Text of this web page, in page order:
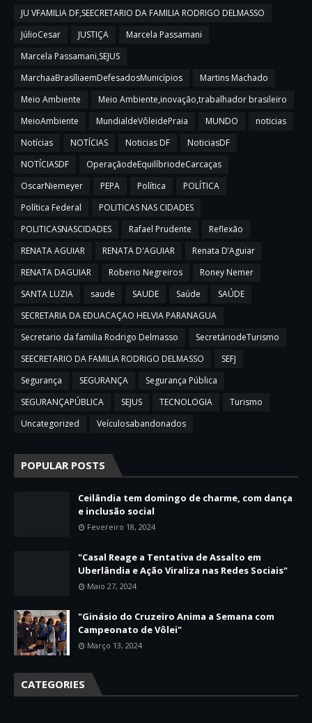
JU VFAMILIA DF,SEECRETARIO DA FAMILIA RODRIGO DELMASSO
JúlioCesar
JUSTIÇA
Marcela Passamani
Marcela Passamani,SEJUS
MarchaaBrasíliaemDefesadosMunicípios
Martins Machado
Meio Ambiente
Meio Ambiente,inovação,trabalhador brasileiro
MeioAmbiente
MundialdeVôleidePraia MUNDO
noticias
Notícias
NOTÍCIAS Noticias DF
NoticiasDF
NOTÍCIASDF
OperaçãodeEquilíbriodeCarcaças
OscarNiemeyer
PEPA Política
POLÍTICA
Política Federal
POLITICAS NAS CIDADES
POLITICASNASCIDADES
Rafael Prudente
Reflexão
RENATA AGUIAR
RENATA D'AGUIAR
Renata D’Aguiar
RENATA DAGUIAR
Roberio Negreiros
Roney Nemer
SANTA LUZIA
saude SAUDE Saúde
SAÚDE
SECRETARIA DA EDUACAÇAO HELVIA PARANAGUA
Secretario da familia Rodrigo Delmasso
SecretáriodeTurismo
SEECRETARIO DA FAMILIA RODRIGO DELMASSO
SEFJ
Segurança
SEGURANÇA
Segurança Pública
SEGURANÇAPÚBLICA
SEJUS TECNOLOGIA
Turismo
Uncategorized
Veículosabandonados
POPULAR POSTS
Ceilândia tem domingo de charme, com dança
e inclusão social
Fevereiro 18, 2024
"Casal Reage a Tentativa de Assalto em
Uberlândia e Ação Viraliza nas Redes Sociais"
Maio 27, 2024
"Ginásio do Cruzeiro Anima a Semana com
Campeonato de Vôlei"
Março 13, 2024
CATEGORIES